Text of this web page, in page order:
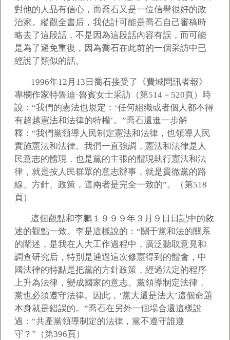
對他的人品有信心，而喬石又是一位信譽很好的政
治家。縱觀全書后，我估計可能是喬石自己審稿時
略去了這段話，不是因為這段話內容有誤，而可能
是為了避免重復，因為喬石在此前的一個采訪中已
經說了類似的話。
1996年12月13日喬石接受了《費城問訊者報》
專欄作家特魯迪·魯賓女士采訪（第514－520頁）時
說：“我們的憲法也規定：‘任何組織或者個人都不得
有超越憲法和法律的特權’。”喬石還進一步解
釋：“我們黨領導人民制定憲法和法律，也領導人民
實施憲法和法律。我們一直強調，憲法和法律是人
民意志的體現，也是黨的主張的體現執行憲法和法
律，就是按人民群眾的意志辦事，就是貫徹黨的路
線、方針、政策，這兩者是完全一致的”。（第518
頁）
這個觀點和李鵬１９９９年３月９日日記中的敘
述的觀點一致。李是這樣說的：“關于黨和法的關系
的闡述，是我在人大工作過程中，廣泛聽取意見和
調查研究后，特別是通過這次修憲得到的體會，中
國法律的特點是把黨的方針政策，經過法定的程序
上升為法律，變成國家的意志。黨領導制定法律，
黨也必須遵守法律。因此，‘黨大還是法大’這個命題
本身就是錯誤的。”喬石在另外一個場合還這樣說
過：“共產黨領導制定的法律，黨不遵守誰遵
守？”（第396頁）